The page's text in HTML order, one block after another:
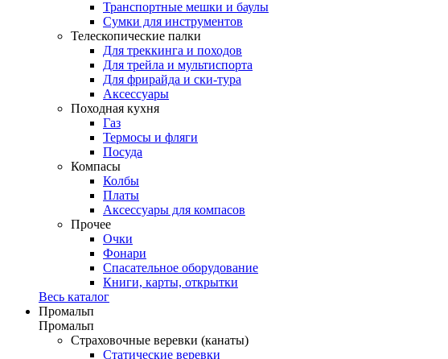
Транспортные мешки и баулы
Сумки для инструментов
Телескопические палки
Для треккинга и походов
Для трейла и мультиспорта
Для фрирайда и ски-тура
Аксессуары
Походная кухня
Газ
Термосы и фляги
Посуда
Компасы
Колбы
Платы
Аксессуары для компасов
Прочее
Очки
Фонари
Спасательное оборудование
Книги, карты, открытки
Весь каталог
Промальп
Промальп
Страховочные веревки (канаты)
Статические веревки